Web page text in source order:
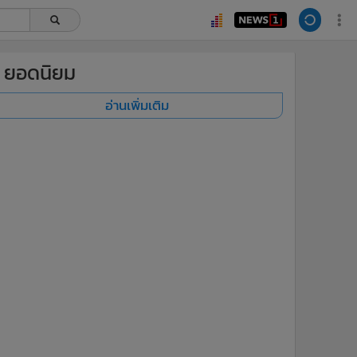
ยอดนิยม
อ่านเพิ่มเติม